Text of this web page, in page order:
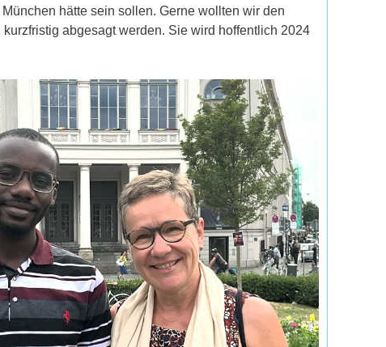
hätte sein sollen. Gerne wollten wir den
abgesagt werden. Sie wird hoffentlich 2024